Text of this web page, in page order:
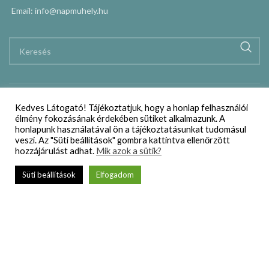
Email: info@napmuhely.hu
Webáruház
Szállítási és vásárlási feltételek
Adatkezelési nyilatkozat
Kedves Látogató! Tájékoztatjuk, hogy a honlap felhasználói
élmény fokozásának érdekében sütiket alkalmazunk. A
honlapunk használatával ön a tájékoztatásunkat tudomásul
veszi. Az "Süti beállítások" gombra kattintva ellenőrzött
hozzájárulást adhat. Mik azok a sütik?
Süti beállítások Elfogadom